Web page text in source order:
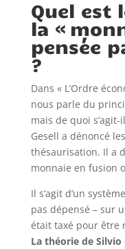
Quel est
la «
pensée
?
Dans « L’Ordre
nous parle du
mais de quoi s’agit-
Gesell a dénoncé
thésaurisation. Il a
monnaie en fusion
Il s’agit d’un
pas dépensé – sur
était taxé pour être
La théorie de Silvio